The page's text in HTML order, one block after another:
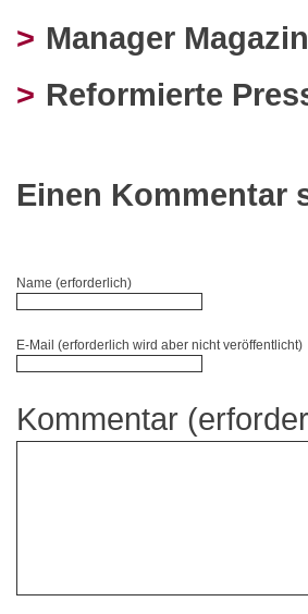
> Manager
> Reformierte
Einen Kommentar
Name (erforderlich)
E-Mail (erforderlich wird aber nicht veröffentlicht)
Kommentar